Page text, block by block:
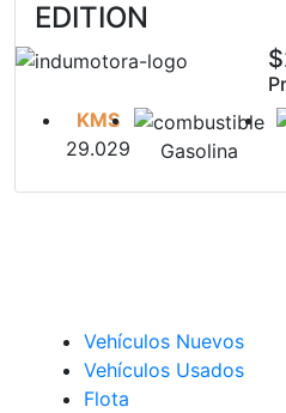
EDITION
KMS
29.029
Gasolina
Vehículos Nuevos
Vehículos Usados
Flota